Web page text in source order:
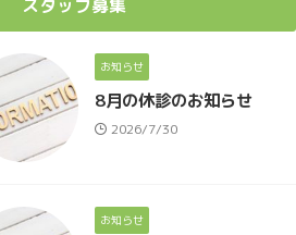
スタッフ募集
お知らせ
8月の休診のお知らせ
2026/7/30
お知らせ